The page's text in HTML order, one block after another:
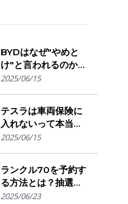
BYDはなぜ"やめと
け"と言われるのか？
購入を迷う人が気に
解説
2025/06/15
テスラは車両保険に
入れないって本当？
保険会社の対応とオ
2025/06/15
ランクル70を予約す
る方法とは？抽選方
式・販売店選び・購
2025/06/23